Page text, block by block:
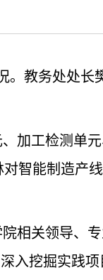
。教务处处长
加工检测单
智能制造产
相关领导、
入挖掘实践